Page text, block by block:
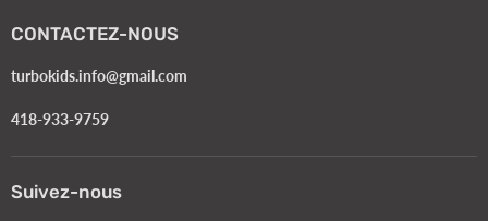
CONTACTEZ-NOUS
turbokids.info@gmail.com
418-933-9759
Suivez-nous